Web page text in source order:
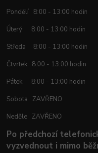
Pondělí 8:00 - 13:00 hodin
Úterý 8:00 - 13:00 hodin
Středa 8:00 - 13:00 hodin
Čtvrtek 8:00 - 13:00 hodin
Pátek 8:00 - 13:00 hodin
Sobota ZAVŘENO
Neděle ZAVŘENO
Po předchozí
vyzvednout i mimo